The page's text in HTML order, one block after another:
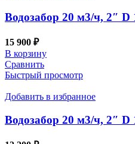
Водозабор 20 м3/ч, 2″
15 900 ₽
В корзину
Сравнить
Быстрый просмотр
Добавить в избранное
Водозабор 20 м3/ч, 2″ D